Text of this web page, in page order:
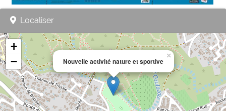
Localiser
Nouvelle activité nature et sportive
×
+
−